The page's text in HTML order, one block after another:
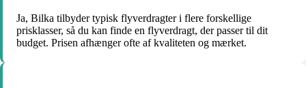
Ja, Bilka tilbyder typisk flyverdragter i flere forskellige
prisklasser, så du kan finde en flyverdragt, der passer til dit
budget. Prisen afhænger ofte af kvaliteten og mærket.